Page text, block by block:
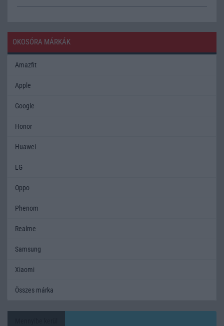
OKOSÓRA MÁRKÁK
Amazfit
Apple
Google
Honor
Huawei
LG
Oppo
Phenom
Realme
Samsung
Xiaomi
Összes márka